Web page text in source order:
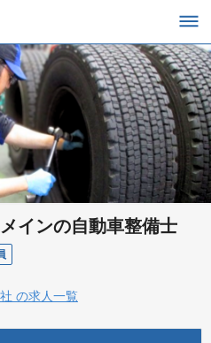
インの自動車整備士
の求人一覧